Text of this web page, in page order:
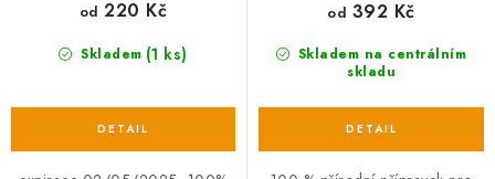
Skladem (1 ks)
od 220 Kč
Skladem na centrálním
skladu
od 392 Kč